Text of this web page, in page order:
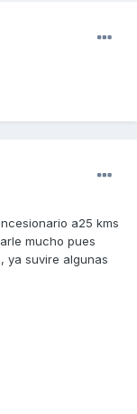
a25 kms
mucho pues
ya suvire algunas